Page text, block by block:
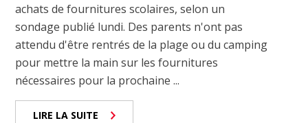
achats de fournitures scolaires, selon un
sondage publié lundi. Des parents n'ont pas
attendu d'être rentrés de la plage ou du camping
pour mettre la main sur les fournitures
nécessaires pour la prochaine ...
LIRE LA SUITE